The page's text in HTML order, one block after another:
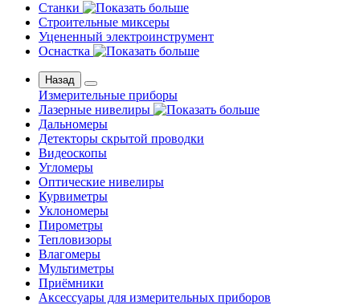
Станки
Строительные миксеры
Уцененный электроинструмент
Оснастка
Назад
Измерительные приборы
Лазерные нивелиры
Дальномеры
Детекторы скрытой проводки
Видеоскопы
Угломеры
Оптические нивелиры
Курвиметры
Уклономеры
Пирометры
Тепловизоры
Влагомеры
Мультиметры
Приёмники
Аксессуары для измерительных приборов